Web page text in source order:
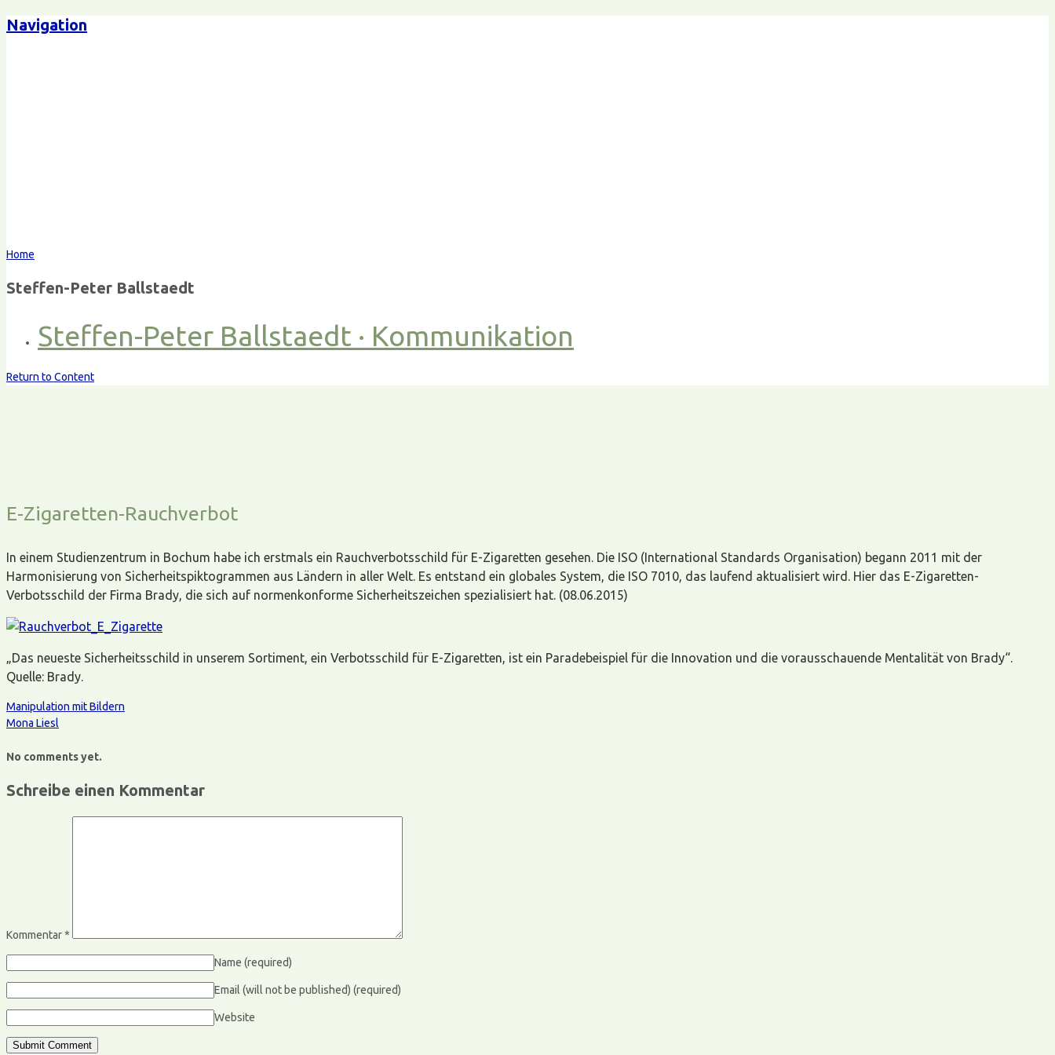
Navigation
Home
Steffen-Peter Ballstaedt
Steffen-Peter Ballstaedt · Kommunikation
Return to Content
E-Zigaretten-Rauchverbot
In einem Studienzentrum in Bochum habe ich erstmals ein Rauchverbotsschild für E-Zigaretten gesehen. Die ISO (International Standards Organisation) begann 2011 mit der
Harmonisierung von Sicherheitspiktogrammen aus Ländern in aller Welt. Es entstand ein globales System, die ISO 7010, das laufend aktualisiert wird. Hier das E-Zigaretten-
Verbotsschild der Firma Brady, die sich auf normenkonforme Sicherheitszeichen spezialisiert hat. (08.06.2015)
„Das neueste Sicherheitsschild in unserem Sortiment, ein Verbotsschild für E-Zigaretten, ist ein Paradebeispiel für die Innovation und die vorausschauende Mentalität von Brady“.
Quelle: Brady.
Manipulation mit Bildern
Mona Liesl
No comments yet.
Schreibe einen Kommentar
Kommentar*
Name (required)
Email (will not be published) (required)
Website